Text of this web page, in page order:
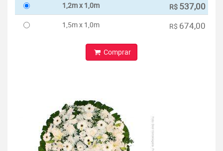
1,2m x 1,0m R$ 537,00
1,5m x 1,0m R$ 674,00
Comprar